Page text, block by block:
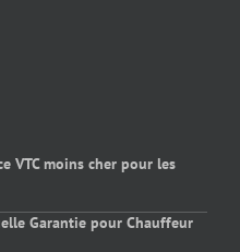
VTC moins cher pour les
Garantie pour Chauffeur